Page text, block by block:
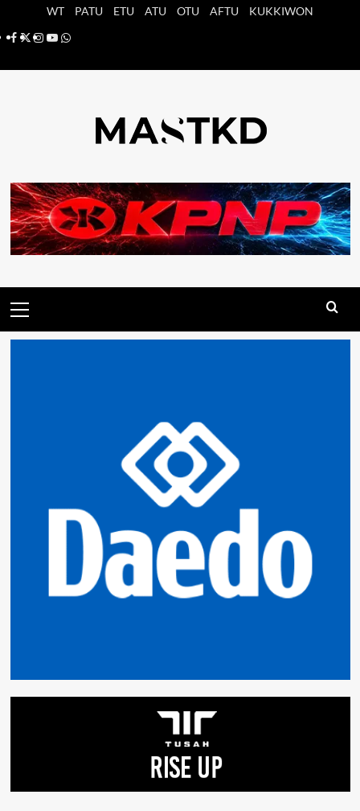
WT PATU ETU ATU OTU AFTU
KUKKIWON
Facebook
X Instagram
YouTube
Whatsapp
principal